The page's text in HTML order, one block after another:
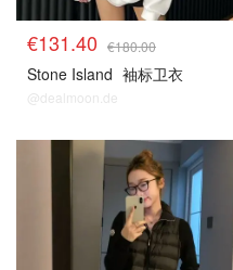
€131.40 €180.00
Stone Island 袖标卫衣
@dealmoon.de